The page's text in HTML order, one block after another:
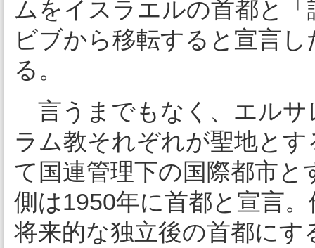
ムをイスラエルの首都と
ビブから移転すると宣言
る。
言うまでもなく、エルサ
ラム教それぞれが聖地と
て国連管理下の国際都市
側は1950年に首都と宣言
将来的な独立後の首都に